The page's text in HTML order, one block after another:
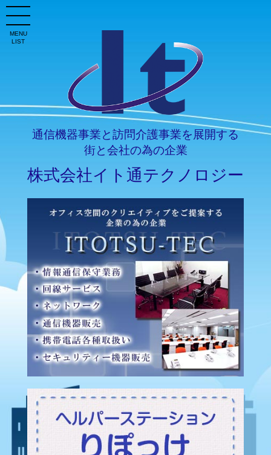
MENU
LIST
通信機器事業と訪問介護事業を展開する
街と会社の為の企業
株式会社イト通テクノロジー